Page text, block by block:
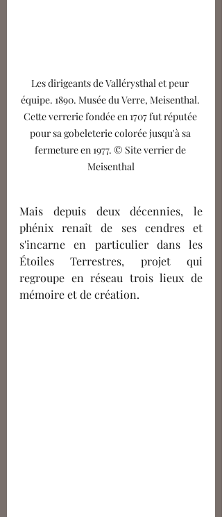
Les dirigeants de Vallérysthal et peur
équipe. 1890. Musée du Verre, Meisenthal.
Cette verrerie fondée en 1707 fut réputée
pour sa gobeleterie colorée jusqu'à sa
fermeture en 1977. © Site verrier de
Meisenthal
Mais depuis deux décennies, le
phénix renaît de ses cendres et
s'incarne en particulier dans les
Étoiles Terrestres, projet qui
regroupe en réseau trois lieux de
mémoire et de création.